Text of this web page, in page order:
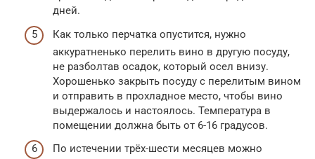
дней.
Как только перчатка опустится, нужно
аккуратненько перелить вино в другую посуду,
не разболтав осадок, который осел внизу.
Хорошенько закрыть посуду с перелитым вином
и отправить в прохладное место, чтобы вино
выдержалось и настоялось. Температура в
помещении должна быть от 6-16 градусов.
По истечении трёх-шести месяцев можно